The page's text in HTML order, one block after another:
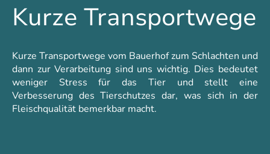
Kurze Transportwege
Kurze Transportwege vom Bauerhof zum Schlachten und
dann zur Verarbeitung sind uns wichtig. Dies bedeutet
weniger Stress für das Tier und stellt eine
Verbesserung des Tierschutzes dar, was sich in der
Fleischqualität bemerkbar macht.